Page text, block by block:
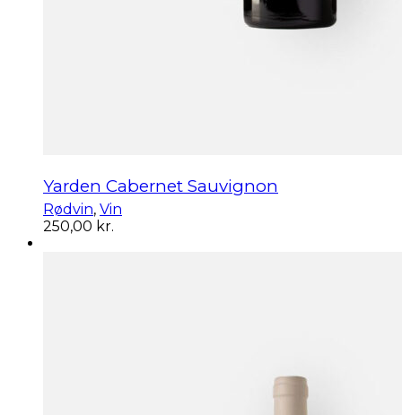
Yarden Cabernet Sauvignon
Rødvin, Vin
250,00 kr.